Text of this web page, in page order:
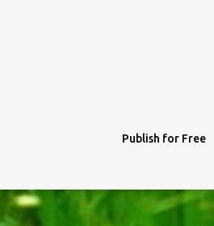
Publish for Free